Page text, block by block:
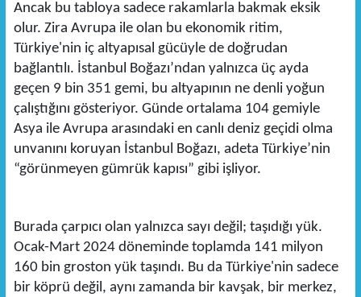
Ancak bu tabloya sadece rakamlarla bakmak eksik
olur. Zira Avrupa ile olan bu ekonomik ritim,
Türkiye'nin iç altyapısal gücüyle de doğrudan
bağlantılı. İstanbul Boğazı’ndan yalnızca üç ayda
geçen 9 bin 351 gemi, bu altyapının ne denli yoğun
çalıştığını gösteriyor. Günde ortalama 104 gemiyle
Asya ile Avrupa arasındaki en canlı deniz geçidi olma
unvanını koruyan İstanbul Boğazı, adeta Türkiye’nin
“görünmeyen gümrük kapısı” gibi işliyor.
Burada çarpıcı olan yalnızca sayı değil; taşıdığı yük.
Ocak-Mart 2024 döneminde toplamda 141 milyon
160 bin groston yük taşındı. Bu da Türkiye'nin sadece
bir köprü değil, aynı zamanda bir kavşak, bir merkez,